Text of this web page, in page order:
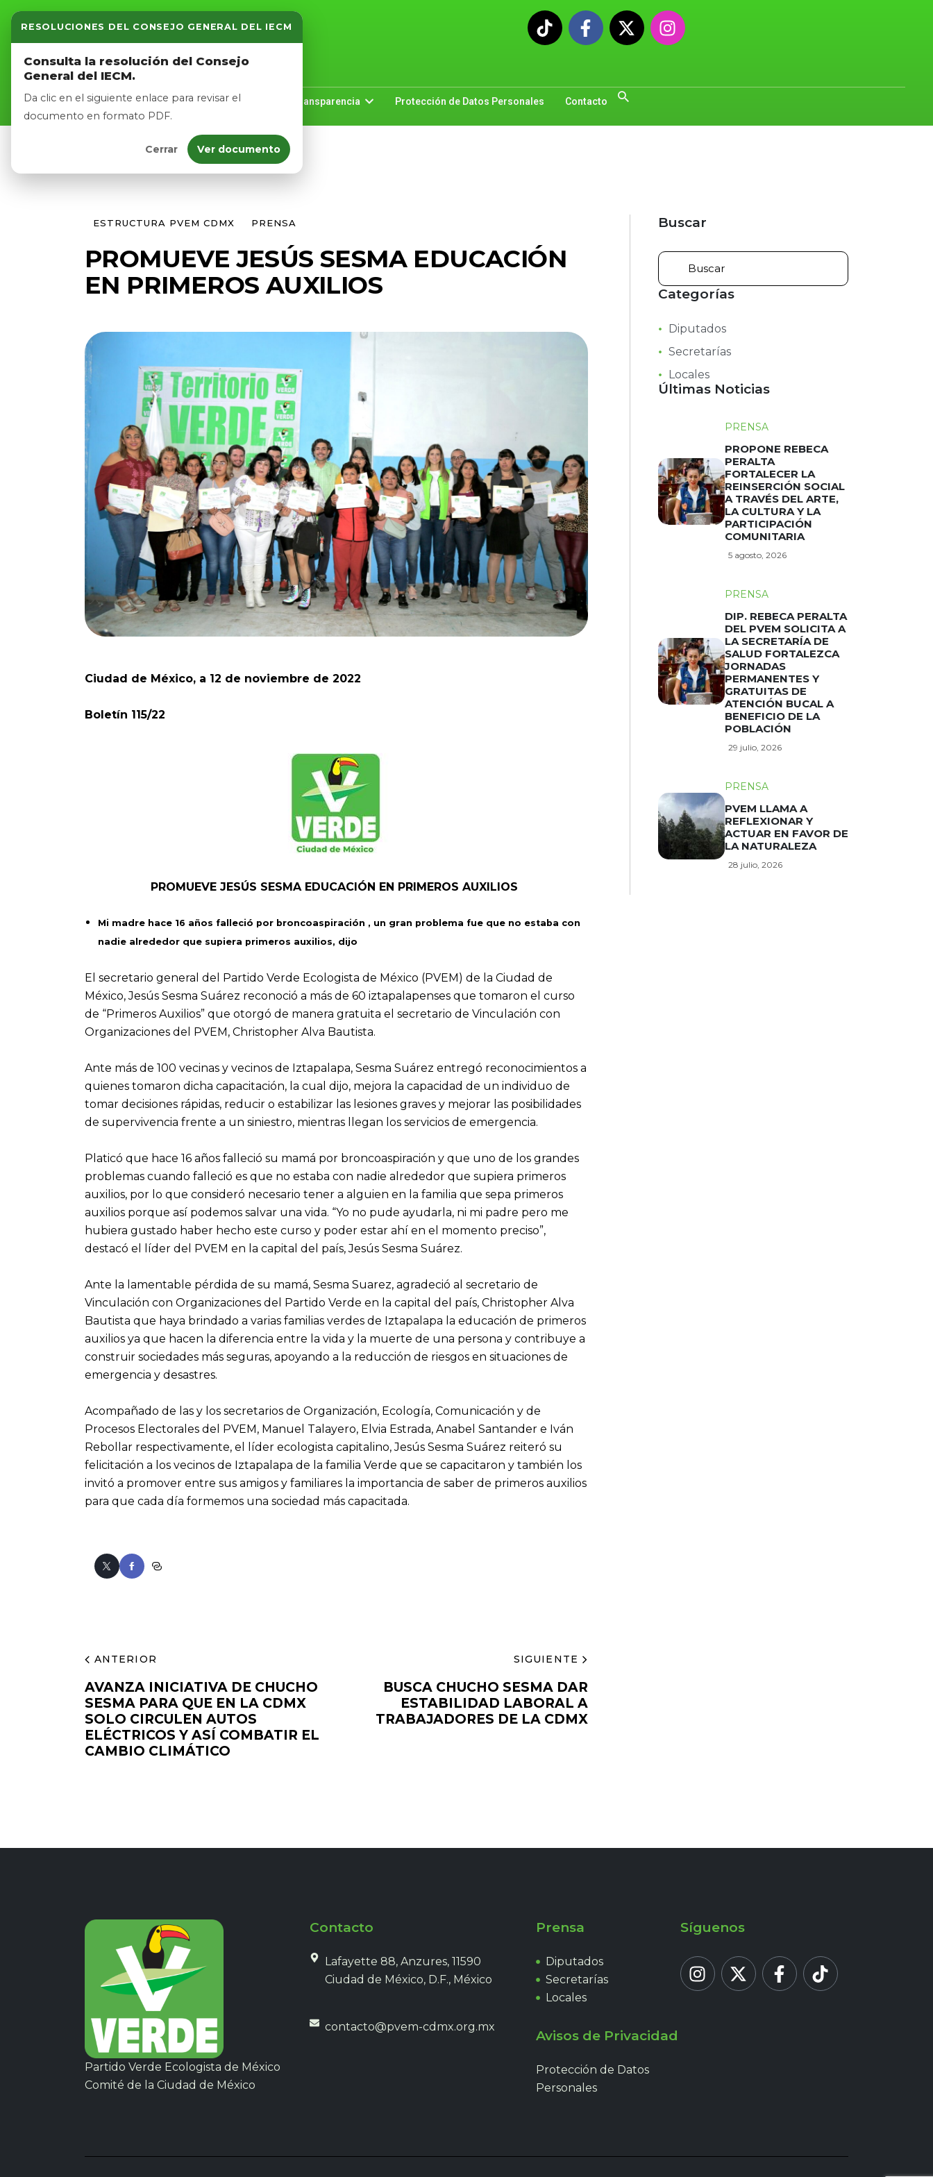
RESOLUCIONES DEL CONSEJO GENERAL DEL IECM
Consulta la resolución del Consejo
General del IECM.
Da clic en el siguiente enlace para revisar el
documento en formato PDF.
Cerrar Ver documento
Inicio Nosotros Logros Noticias Transparencia Protección de Datos Personales Contacto
Inicio
Nosotros
Afíliate
Eventos
ESTRUCTURA PVEM CDMX PRENSA
PROMUEVE JESÚS SESMA EDUCACIÓN
EN PRIMEROS AUXILIOS
Ciudad de México, a 12 de noviembre de 2022
Boletín 115/22
PROMUEVE JESÚS SESMA EDUCACIÓN EN PRIMEROS AUXILIOS
Mi madre hace 16 años falleció por broncoaspiración , un gran problema fue que no estaba con
nadie alrededor que supiera primeros auxilios, dijo
El secretario general del Partido Verde Ecologista de México (PVEM) de la Ciudad de
México, Jesús Sesma Suárez reconoció a más de 60 iztapalapenses que tomaron el curso
de “Primeros Auxilios” que otorgó de manera gratuita el secretario de Vinculación con
Organizaciones del PVEM, Christopher Alva Bautista.
Ante más de 100 vecinas y vecinos de Iztapalapa, Sesma Suárez entregó reconocimientos a
quienes tomaron dicha capacitación, la cual dijo, mejora la capacidad de un individuo de
tomar decisiones rápidas, reducir o estabilizar las lesiones graves y mejorar las posibilidades
de supervivencia frente a un siniestro, mientras llegan los servicios de emergencia.
Platicó que hace 16 años falleció su mamá por broncoaspiración y que uno de los grandes
problemas cuando falleció es que no estaba con nadie alrededor que supiera primeros
auxilios, por lo que consideró necesario tener a alguien en la familia que sepa primeros
auxilios porque así podemos salvar una vida. “Yo no pude ayudarla, ni mi padre pero me
hubiera gustado haber hecho este curso y poder estar ahí en el momento preciso”,
destacó el líder del PVEM en la capital del país, Jesús Sesma Suárez.
Ante la lamentable pérdida de su mamá, Sesma Suarez, agradeció al secretario de
Vinculación con Organizaciones del Partido Verde en la capital del país, Christopher Alva
Bautista que haya brindado a varias familias verdes de Iztapalapa la educación de primeros
auxilios ya que hacen la diferencia entre la vida y la muerte de una persona y contribuye a
construir sociedades más seguras, apoyando a la reducción de riesgos en situaciones de
emergencia y desastres.
Acompañado de las y los secretarios de Organización, Ecología, Comunicación y de
Procesos Electorales del PVEM, Manuel Talayero, Elvia Estrada, Anabel Santander e Iván
Rebollar respectivamente, el líder ecologista capitalino, Jesús Sesma Suárez reiteró su
felicitación a los vecinos de Iztapalapa de la familia Verde que se capacitaron y también los
invitó a promover entre sus amigos y familiares la importancia de saber de primeros auxilios
para que cada día formemos una sociedad más capacitada.
ANTERIOR
AVANZA INICIATIVA DE CHUCHO
SESMA PARA QUE EN LA CDMX
SOLO CIRCULEN AUTOS
ELÉCTRICOS Y ASÍ COMBATIR EL
CAMBIO CLIMÁTICO
SIGUIENTE
BUSCA CHUCHO SESMA DAR
ESTABILIDAD LABORAL A
TRABAJADORES DE LA CDMX
Buscar
Categorías
Diputados
Secretarías
Locales
Últimas Noticias
PRENSA
PROPONE REBECA
PERALTA
FORTALECER LA
REINSERCIÓN SOCIAL
A TRAVÉS DEL ARTE,
LA CULTURA Y LA
PARTICIPACIÓN
COMUNITARIA
5 agosto, 2026
PRENSA
DIP. REBECA PERALTA
DEL PVEM SOLICITA A
LA SECRETARÍA DE
SALUD FORTALEZCA
JORNADAS
PERMANENTES Y
GRATUITAS DE
ATENCIÓN BUCAL A
BENEFICIO DE LA
POBLACIÓN
29 julio, 2026
PRENSA
PVEM LLAMA A
REFLEXIONAR Y
ACTUAR EN FAVOR DE
LA NATURALEZA
28 julio, 2026
Partido Verde Ecologista de México
Comité de la Ciudad de México
Contacto
Lafayette 88, Anzures, 11590
Ciudad de México, D.F., México
contacto@pvem-cdmx.org.mx
Prensa
Diputados
Secretarías
Locales
Avisos de Privacidad
Protección de Datos
Personales
Síguenos